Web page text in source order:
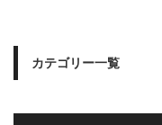
カテゴリー一覧